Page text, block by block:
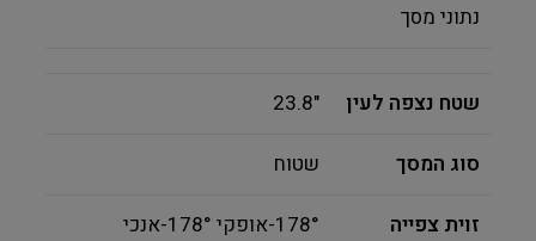
נתוני מסך
שטח נצפה לעין "23.8
סוג המסך שטוח
זוית צפייה 178°-אופקי 178°-אנכי